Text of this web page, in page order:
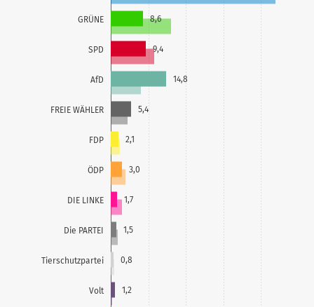
GRÜNE
SPD
AfD
FREIE WÄHLER
FDP
ÖDP
DIE LINKE
Die PARTEI
Tierschutzpartei
Volt
8,6
9,4
14,8
5,4
2,1
3,0
1,7
1,5
0,8
1,2